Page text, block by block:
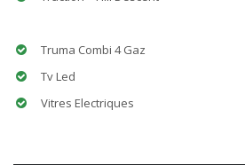
Truma Combi 4 Gaz
Tv Led
Vitres Electriques